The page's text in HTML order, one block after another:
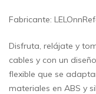
Fabricante:
Disfruta, relájate y
cables y con un
flexible que se
materiales en ABS y